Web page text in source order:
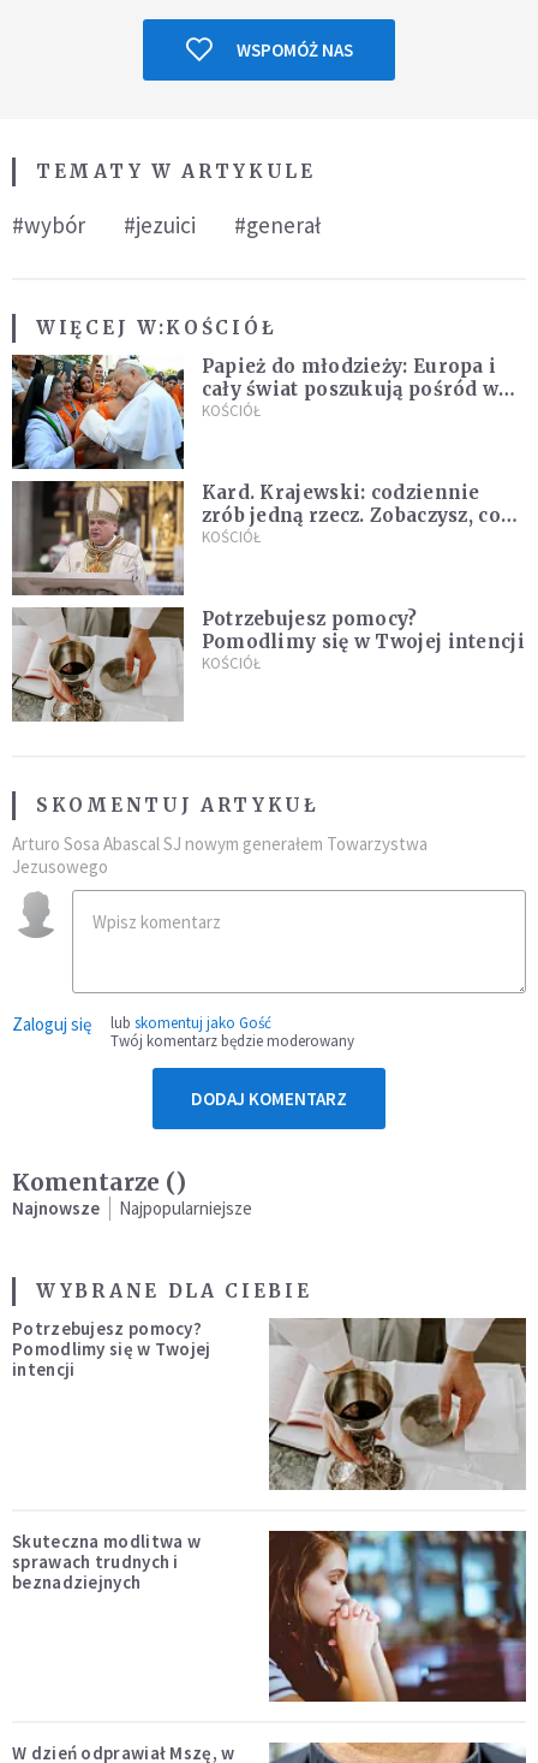
WSPOMÓŻ NAS
TEMATY W ARTYKULE
#wybór #jezuici #generał
WIĘCEJ W:KOŚCIÓŁ
Papież do młodzieży: Europa i
cały świat poszukują pośród was
nowych świętych
KOŚCIÓŁ
Kard. Krajewski: codziennie
zrób jedną rzecz. Zobaczysz, co
stanie się z twoim życiem
KOŚCIÓŁ
Potrzebujesz pomocy?
Pomodlimy się w Twojej intencji
KOŚCIÓŁ
SKOMENTUJ ARTYKUŁ
Arturo Sosa Abascal SJ nowym generałem Towarzystwa
Jezusowego
Zaloguj się lub skomentuj jako Gość
Twój komentarz będzie moderowany
DODAJ KOMENTARZ
Komentarze ()
Najnowsze Najpopularniejsze
WYBRANE DLA CIEBIE
Potrzebujesz pomocy?
Pomodlimy się w Twojej
intencji
Skuteczna modlitwa w
sprawach trudnych i
beznadziejnych
W dzień odprawiał Mszę, w